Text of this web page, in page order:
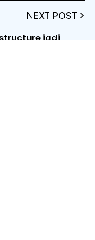
NEXT POST >
jadi